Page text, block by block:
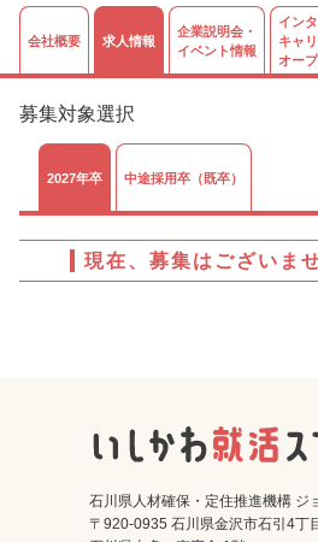
会社概要 求人情報
企業説明会・
イベント情報
イン
キャ
オー
募集対象選択
2027年卒 中途採用卒（既卒）
現在、募集はございま
石川県人材確保・定住推進機構 ジ
〒920-0935 石川県金沢市石引4丁